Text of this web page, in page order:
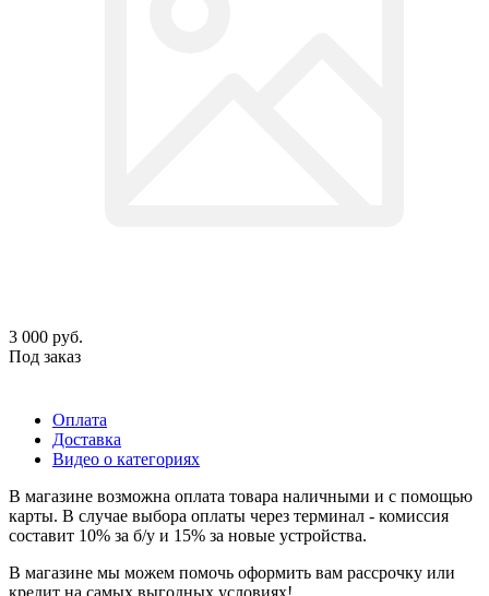
3 000 руб.
Под заказ
Оплата
Доставка
Видео о категориях
В магазине возможна оплата товара наличными и с помощью
карты. В случае выбора оплаты через терминал - комиссия
составит 10% за б/у и 15% за новые устройства.
В магазине мы можем помочь оформить вам рассрочку или
кредит на самых выгодных условиях!